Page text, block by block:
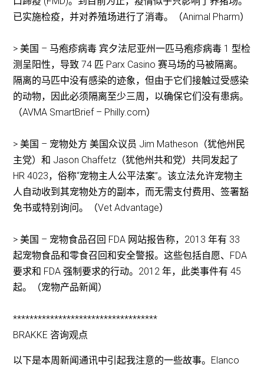
已实施检疫，并对养殖场进行了消毒。（Animal Pharm）
> 美国 – 马疱疹病毒 宾夕法尼亚州一匹马疱疹病毒 1 型检
测呈阳性，导致 74 匹 Parx Casino 赛马场的马被隔离。
隔离的马匹中没有感染的迹象，但由于它们接触过受感染
的动物，因此必须隔离至少三周，以确保它们没有患病。
（AVMA SmartBrief – Philly.com）
> 美国 – 宠物处方 美国众议员 Jim Matheson（犹他州民
主党）和 Jason Chaffetz（犹他州共和党）共同发起了
HR 4023，俗称“宠物主人公平法案”。该立法允许宠物主
人自动收到其宠物处方的副本，而无需支付费用、签署豁
免书或特别询问。（Vet Advantage）
> 美国 – 宠物食品召回 FDA 网站报告称，2013 年有 33
起宠物食品和零食召回和安全警报。这些包括自愿、FDA
要求和 FDA 强制要求的行动。2012 年，此类事件有 45
起。（宠物产品新闻）
***********************************
BRAKKE 咨询观点
以下是本周新闻通讯中引起我注意的一些故事。Elanco